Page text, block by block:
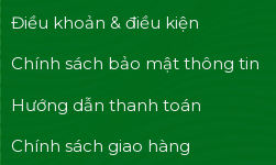
Điều khoản & điều kiện
Chính sách bảo mật thông tin
Hướng dẫn thanh toán
Chính sách giao hàng